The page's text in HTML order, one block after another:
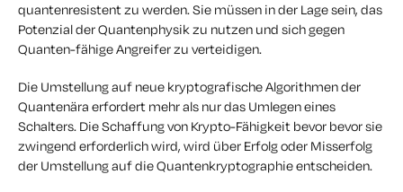
quantenresistent zu werden. Sie müssen in der Lage sein, das
Potenzial der Quantenphysik zu nutzen und sich gegen
Quanten-fähige Angreifer zu verteidigen.
Die Umstellung auf neue kryptografische Algorithmen der
Quantenära erfordert mehr als nur das Umlegen eines
Schalters. Die Schaffung von Krypto-Fähigkeit bevor bevor sie
zwingend erforderlich wird, wird über Erfolg oder Misserfolg
der Umstellung auf die Quantenkryptographie entscheiden.